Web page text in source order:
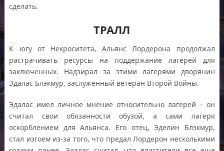
сделать.
ТРАЛЛ
К югу от Некроситета, Альянс Лордерона продолжал
растрачивать ресурсы на поддержание лагерей для
заключенных. Надзирал за этими лагерями дворянин
Эдалас Блэкмур, заслуженный ветеран Второй Войны.
Эдалас имел личное мнение относительно лагерей – он
считал свои обязанности обузой, а сами лагеря
оскорблением для Альянса. Его отец, Эделин Блэкмур,
стал изгоем из-за того, что предал Лордерон несколькими